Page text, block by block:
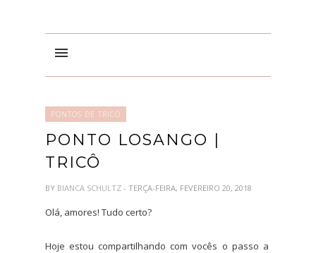
PONTOS DE TRICÔ
PONTO LOSANGO |
TRICÔ
BY BIANCA SCHULTZ - TERÇA-FEIRA, FEVEREIRO 20, 2018
Olá, amores! Tudo certo?
Hoje estou compartilhando com vocês o passo a